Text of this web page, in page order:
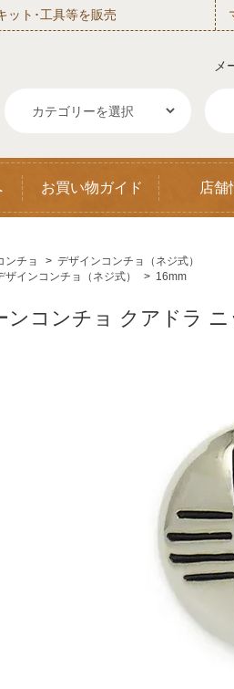
ット･工具等を販売
メ
お買い物ガイド 店舗
ンチョ > デザインコンチョ（ネジ式）
ザインコンチョ（ネジ式） > 16mm
ンコンチョ クアドラ